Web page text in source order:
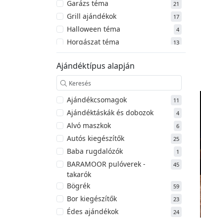
Garázs téma 21
Grill ajándékok 17
Halloween téma 4
Horgászat téma 13
Húsvéti téma 2
Karácsonyi téma
Keresztelő téma
Lány testvérnek
Lánybúcsú téma
Nagyszülőknek
Szerelem téma
Születésnapi téma
Telefonhívás téma
Temă pentru petrecerea
burlacilor
10
Ajándéktípus alapján
Ajándékcsomagok 11
Ajándéktáskák és dobozok 4
Alvó maszkok 6
Autós kiegészítők 25
Baba rugdalózók 1
BARAMOOR pulóverek -
takarók
45
Bögrék 59
Bor kiegészítők 23
Édes ajándékok 24